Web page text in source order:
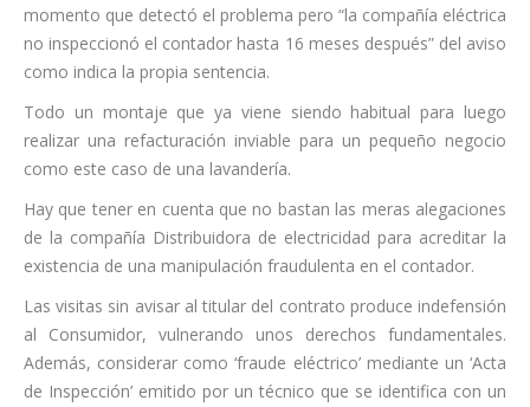
momento que detectó el problema pero “la compañía eléctrica
no inspeccionó el contador hasta 16 meses después” del aviso
como indica la propia sentencia.
Todo un montaje que ya viene siendo habitual para luego
realizar una refacturación inviable para un pequeño negocio
como este caso de una lavandería.
Hay que tener en cuenta que no bastan las meras alegaciones
de la compañía Distribuidora de electricidad para acreditar la
existencia de una manipulación fraudulenta en el contador.
Las visitas sin avisar al titular del contrato produce indefensión
al Consumidor, vulnerando unos derechos fundamentales.
Además, considerar como ‘fraude eléctrico’ mediante un ‘Acta
de Inspección’ emitido por un técnico que se identifica con un